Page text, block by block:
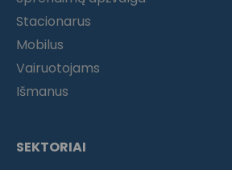
Stacionarus
Mobilus
Vairuotojams
Išmanus
SEKTORIAI